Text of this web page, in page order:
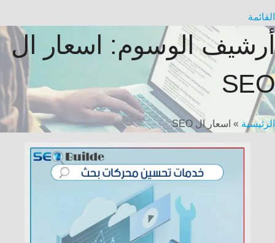
القائمة
أرشيف الوسوم: اسعار ال
SEO
الرئيسية » اسعار ال SEO